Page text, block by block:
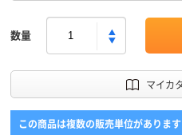
数量
マイカ
この商品は複数の販売単位があります